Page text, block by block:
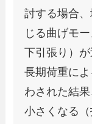
討する場合
じる曲げモ
下引張り）が
長期荷重に
わされた結
小さくなる